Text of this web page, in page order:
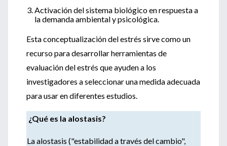
Activación del sistema biológico en respuesta a
la demanda ambiental y psicológica.
Esta conceptualización del estrés sirve como un
recurso para desarrollar herramientas de
evaluación del estrés que ayuden a los
investigadores a seleccionar una medida adecuada
para usar en diferentes estudios.
¿Qué es la alostasis?
La alostasis ("estabilidad a través del cambio",